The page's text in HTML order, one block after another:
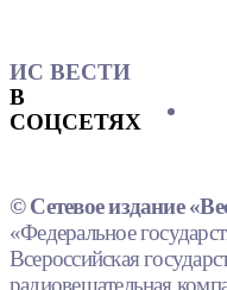
ИС ВЕСТИ
В
СОЦСЕТЯХ
© Сетевое издание
«Федеральное
Всероссийская